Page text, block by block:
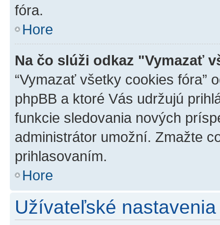
fóra.
Hore
Na čo slúži odkaz "Vymazať
“Vymazať všetky cookies fóra”
phpBB a ktoré Vás udržujú
funkcie sledovania nových
administrátor umožní. Zmažte
prihlasovaním.
Hore
Užívateľské nastavenia